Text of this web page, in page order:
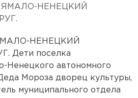
ЯМАЛО-НЕНЕЦКИЙ
НЕНЕЦКИЙ
Дети поселка
Ненецкого автономного
Мороза дворец культуры,
муниципального отдела